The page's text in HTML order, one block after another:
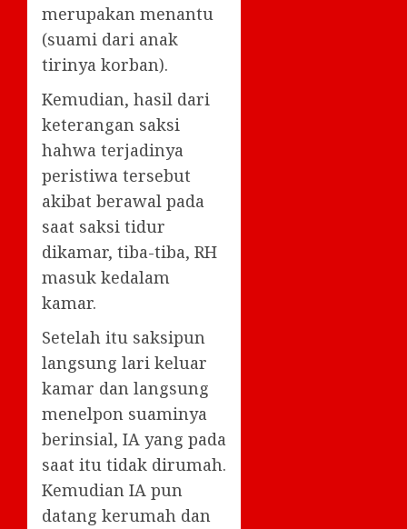
merupakan menantu
(suami dari anak
tirinya korban).
Kemudian, hasil dari
keterangan saksi
hahwa terjadinya
peristiwa tersebut
akibat berawal pada
saat saksi tidur
dikamar, tiba-tiba, RH
masuk kedalam
kamar.
Setelah itu saksipun
langsung lari keluar
kamar dan langsung
menelpon suaminya
berinsial, IA yang pada
saat itu tidak dirumah.
Kemudian IA pun
datang kerumah dan